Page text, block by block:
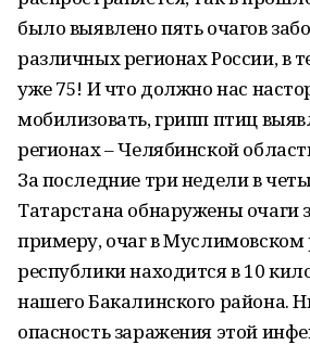
было выявлено пять очагов
различных регионах России, в
уже 75! И что должно нас
мобилизовать, грипп птиц
регионах – Челябинской
За последние три недели в
Татарстана обнаружены очаги
примеру, очаг в Муслимовском
республики находится в 10
нашего Бакалинского района.
опасность заражения этой